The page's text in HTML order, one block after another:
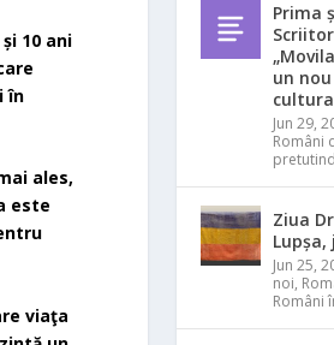
10 ani
în
ales,
este
viaţa
Prima
un
Jun 29,
Români
Ziua
Lupșa,
Jun 25,
noi,
Români